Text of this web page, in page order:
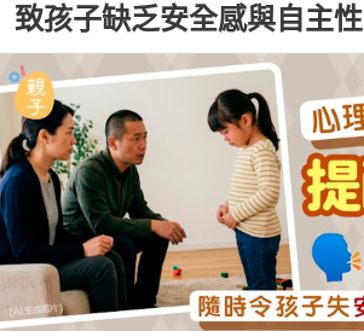
致孩子缺乏安全感與自主性